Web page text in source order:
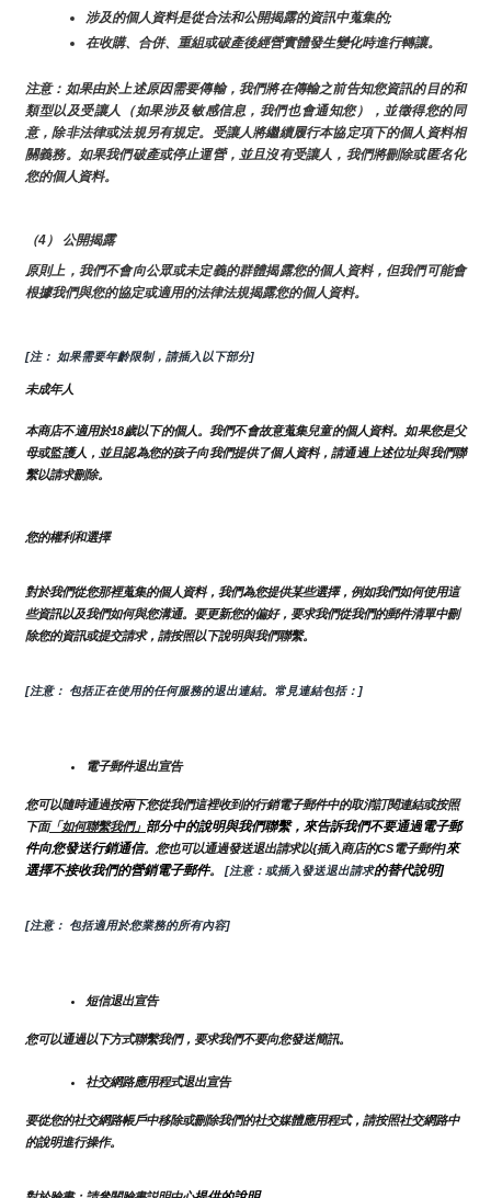
涉及的個人資料是從合法和公開揭露的資訊中蒐集的;
在收購、合併、重組或破產後經營實體發生變化時進行轉讓。
注意：如果由於上述原因需要傳輸，我們將在傳輸之前告知您資訊的目的和
類型以及受讓人（如果涉及敏感信息，我們也會通知您），並徵得您的同
意，除非法律或法規另有規定。受讓人將繼續履行本協定項下的個人資料相
關義務。如果我們破產或停止運營，並且沒有受讓人，我們將刪除或匿名化
您的個人資料。
（4） 公開揭露
原則上，我們不會向公眾或未定義的群體揭露您的個人資料，但我們可能會
根據我們與您的協定或適用的法律法規揭露您的個人資料。
[注： 如果需要年齡限制，請插入以下部分]
未成年人
本商店不適用於18歲以下的個人。我們不會故意蒐集兒童的個人資料。如果您是父
母或監護人，並且認為您的孩子向我們提供了個人資料，請通過上述位址與我們聯
繫以請求刪除。
您的權利和選擇
對於我們從您那裡蒐集的個人資料，我們為您提供某些選擇，例如我們如何使用這
些資訊以及我們如何與您溝通。要更新您的偏好，要求我們從我們的郵件清單中刪
除您的資訊或提交請求，請按照以下說明與我們聯繫。
[注意： 包括正在使用的任何服務的退出連結。常見連結包括：]
電子郵件退出宣告
您可以隨時通過按兩下您從我們這裡收到的行銷電子郵件中的取消訂閱連結或按照
下面「如何聯繫我們」 部分中的說明與我們聯繫，來告訴我們不要通過電子郵
件向您發送行銷通信。您也可以通過發送退出請求以{插入商店的CS電子郵件]來
選擇不接收我們的營銷電子郵件。 [注意：或插入發送退出請求的替代說明]
[注意： 包括適用於您業務的所有內容]
短信退出宣告
您可以通過以下方式聯繫我們，要求我們不要向您發送簡訊。
社交網路應用程式退出宣告
要從您的社交網路帳戶中移除或刪除我們的社交媒體應用程式，請按照社交網路中
的說明進行操作。